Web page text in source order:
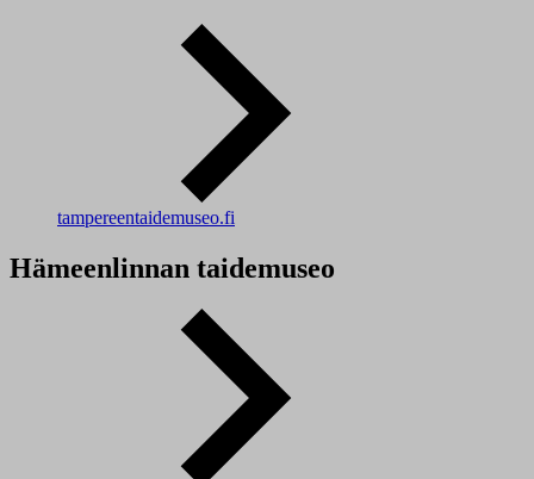
tampereentaidemuseo.fi
Hämeenlinnan taidemuseo